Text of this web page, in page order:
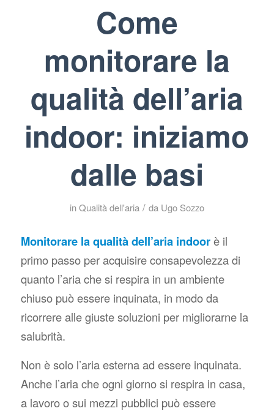
Come
monitorare la
qualità dell’aria
indoor: iniziamo
dalle basi
inQualità dell'aria / da Ugo Sozzo
Monitorare la qualità dell’aria indoorè il
primo passo per acquisire consapevolezza di
quanto l’aria che si respira in un ambiente
chiuso può essere inquinata, in modo da
ricorrere alle giuste soluzioni per migliorarne la
salubrità.
Non è solo l’aria esterna ad essere inquinata.
Anche l’aria che ogni giorno si respira in casa,
a lavoro o sui mezzi pubblici può essere